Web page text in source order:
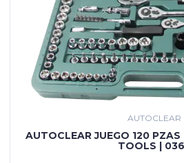
AUTOCLEAR
AUTOCLEAR JUEGO 120
TOOLS |